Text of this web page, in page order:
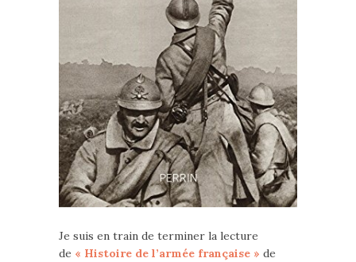
Je suis en train de terminer la lecture
de « Histoire de l’armée française » de